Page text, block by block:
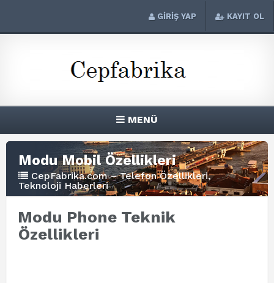
GİRİŞ YAP KAYIT OL
MENÜ
Modu Mobil Özellikleri
CepFabrika.com – Telefon Özellikleri,
Teknoloji Haberleri
Modu Phone Teknik
Özellikleri